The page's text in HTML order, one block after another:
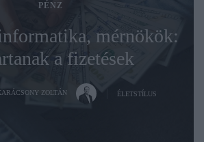
PÉNZ
mérnökök:
a fizetések
ZOLTÁN ÉLETSTÍLUS